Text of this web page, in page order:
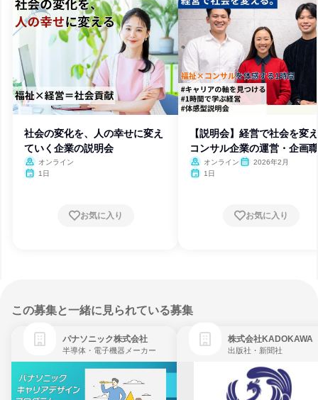
社会の変化を、人の幸せに変え
ていく企業の説明会
オンライン
1日
お気に入り
【説明会】経営で社会を変
コンサル企業の運営・企画
体感オンライン
2026年2月
1日
お気に入り
この募集と一緒に見られている募集
パナソニック株式会社
半導体・電子機器メーカー
株式会社KADOKAWA
出版社・新聞社